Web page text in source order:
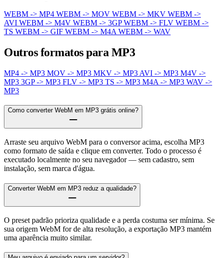
WEBM -> MP4 WEBM -> MOV WEBM -> MKV WEBM ->
AVI WEBM -> M4V WEBM -> 3GPWEBM -> FLV WEBM ->
TS WEBM -> GIF WEBM -> M4A WEBM -> WAV
Outros formatos para MP3
MP4 -> MP3 MOV -> MP3 MKV -> MP3 AVI -> MP3 M4V ->
MP3 3GP -> MP3 FLV -> MP3 TS -> MP3 M4A -> MP3 WAV ->
MP3
Como converter WebM em MP3 grátis online?
Arraste seu arquivo WebM para o conversor acima, escolha MP3
como formato de saída e clique em converter. Todo o processo é
executado localmente no seu navegador — sem cadastro, sem
instalação, sem marca d'água.
Converter WebM em MP3 reduz a qualidade?
O preset padrão prioriza qualidade e a perda costuma ser mínima. Se
sua origem WebM for de alta resolução, a exportação MP3 mantém
uma aparência muito similar.